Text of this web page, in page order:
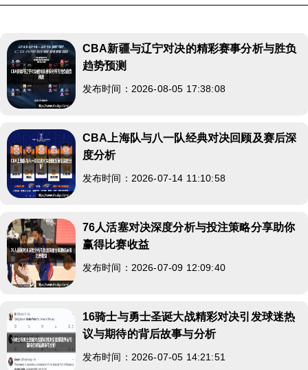
CBA新疆与辽宁对决的精彩赛事分析与胜负
趋势预测
发布时间：2026-08-05 17:38:08
CBA上海队与八一队经典对决回顾及赛后深
度分析
发布时间：2026-07-14 11:10:58
76人活塞对决深度分析与投注策略分享助你
赢得比赛收益
发布时间：2026-07-09 12:09:40
16骑士与勇士圣诞大战精彩对决引发球迷热
议与期待的背后故事与分析
发布时间：2026-07-05 14:21:51